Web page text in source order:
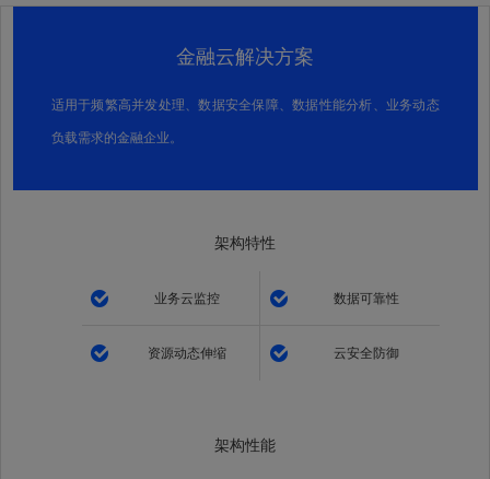
金融云解决方案
适用于频繁高并发处理、数据安全保障、数据性能分析、业务动态
负载需求的金融企业。
架构特性
业务云监控 数据可靠性
资源动态伸缩 云安全防御
架构性能